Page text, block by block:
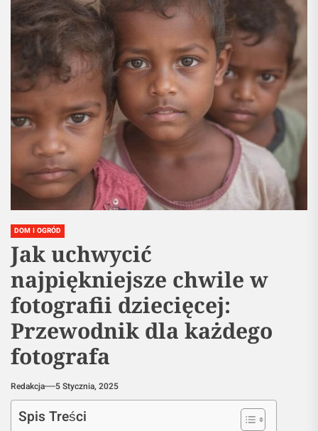
DOM I OGRÓD
Jak uchwycić
najpiękniejsze chwile w
fotografii dziecięcej:
Przewodnik dla każdego
fotografa
Redakcja 5 Stycznia, 2025
Spis Treści